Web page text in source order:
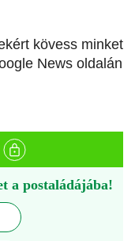
kövess minket
News oldalán
a postaládájába!